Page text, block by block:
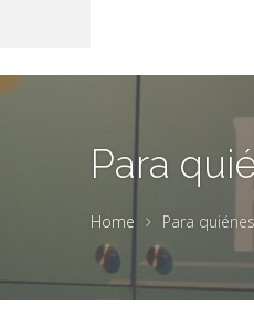
Para
Home Para quiénes